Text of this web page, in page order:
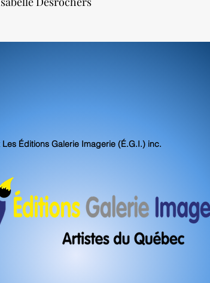
Éditions Galerie Imagerie (É.G.I.) inc.